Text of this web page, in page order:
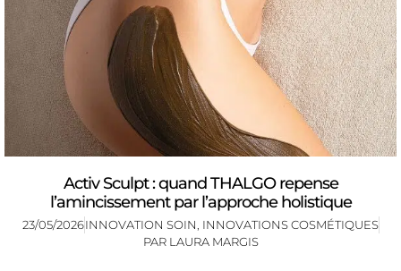
Activ Sculpt : quand THALGO repense
l’amincissement par l’approche holistique
23/05/2026INNOVATION SOIN INNOVATIONS COSMÉTIQUES
PAR LAURA MARGIS